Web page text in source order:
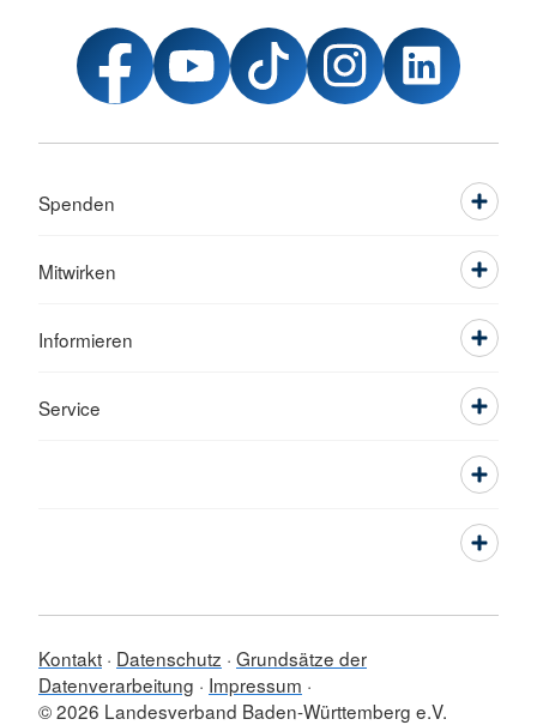
Spenden
Mitwirken
Informieren
Service
Kontakt Datenschutz Grundsätze der
Datenverarbeitung
Impressum
© 2026 Landesverband Baden-Württemberg e.V.